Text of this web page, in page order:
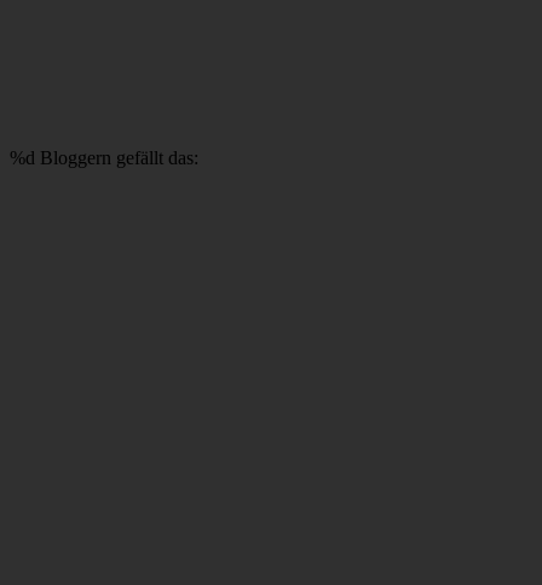
%d Bloggern gefällt das: